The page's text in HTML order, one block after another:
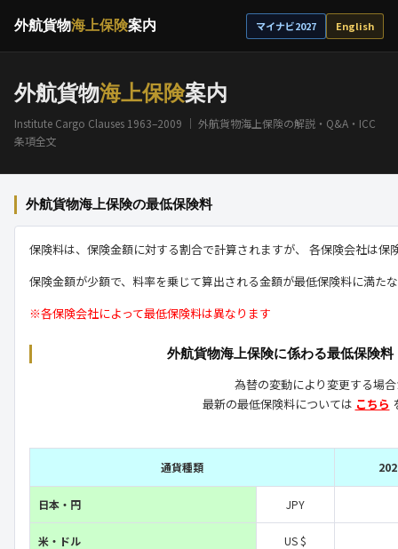
外航貨物海上保険案内 マイナビ2027 English
外航貨物海上保険案内
Institute Cargo Clauses 1963–2009 ｜ 外航貨物海上保険の解説・Q&A・ICC
条項全文
外航貨物海上保険の最低保険料
保険料は、保険金額に対する割合で計算されますが、 各保険会社は
保険金額が少額で、料率を乗じて算出される金額が最低保険料に満た
※各保険会社によって最低保険料は異なります
外航貨物海上保険に係わる最低保険
為替の変動により変更する場
最新の最低保険料については こちら
通貨種類
日本・円 JPY
米・ドル US $